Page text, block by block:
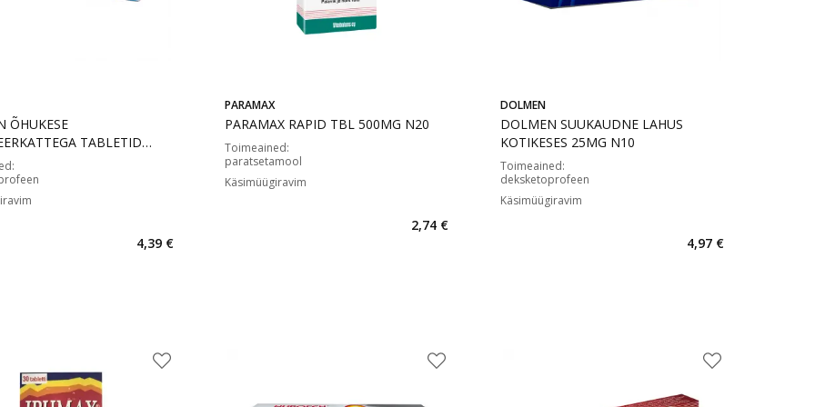
ÕHUKESE
TABLETID
:
4,39 €
PARAMAX
PARAMAX RAPID TBL 500MG N20
Toimeained:
paratsetamool
Käsimüügiravim
2,74 €
DOLMEN
DOLMEN SUUKAUDNE LAHUS
KOTIKESES 25MG N10
Toimeained:
deksketoprofeen
Käsimüügiravim
4,97 €